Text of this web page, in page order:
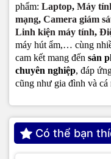
phẩm: Laptop, Máy
mạng, Camera giám
Linh kiện máy tính, Đ
máy hút ẩm,… cùng
cam kết mang đến sản
chuyên nghiệp, đáp
cũng như gia đình và cá
Có thể bạn